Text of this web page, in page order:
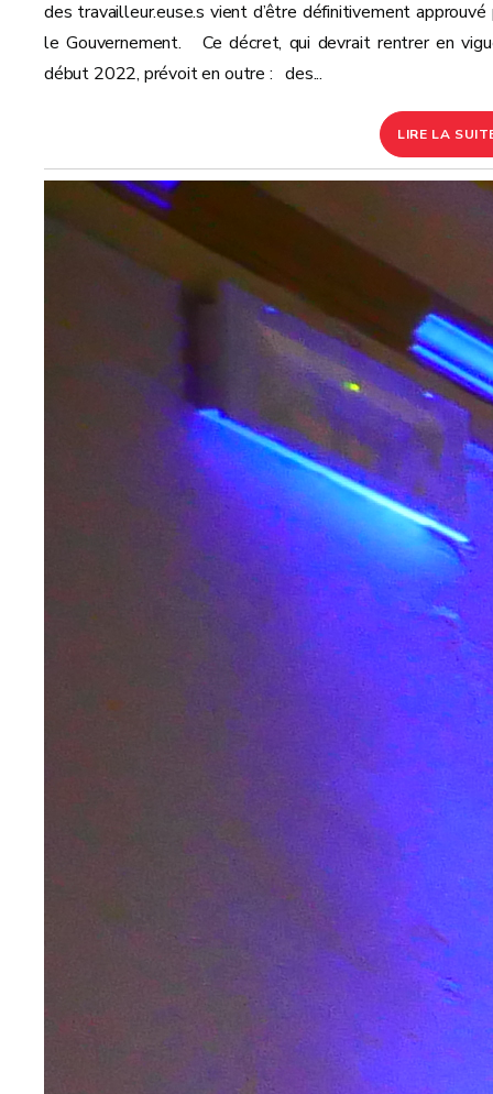
des travailleur.euse.s vient d’être définitivement approuvé
le Gouvernement. Ce décret, qui devrait rentrer en
début 2022, prévoit en outre : des...
LIRE LA